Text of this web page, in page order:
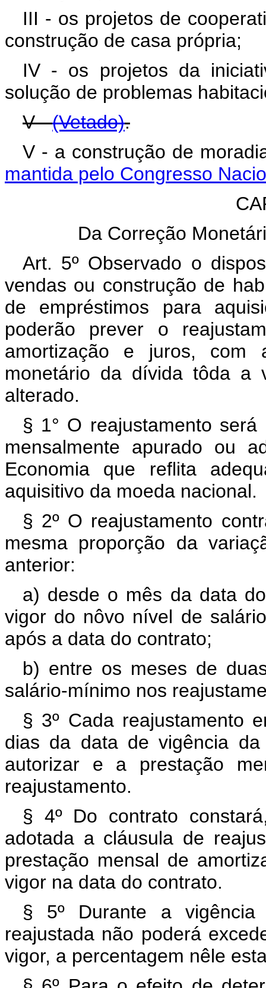
III - os projetos de
construção de casa própria;
IV - os projetos da
solução de problemas
V -(Vetado).
V - a construção de
mantida pelo Congresso
Da Correção
Art. 5º Observado o
vendas ou construção de
de empréstimos para
poderão prever o
amortização e juros, com
monetário da dívida tôda a
alterado.
§ 1° O reajustamento
mensalmente apurado ou
Economia que reflita
aquisitivo da moeda nacional.
§ 2º O reajustamento
mesma proporção da
anterior:
a) desde o mês da data
vigor do nôvo nível de
após a data do contrato;
b) entre os meses de
salário-mínimo nos
§ 3º Cada reajustamento
dias da data de vigência
autorizar e a prestação
reajustamento.
§ 4º Do contrato
adotada a cláusula de
prestação mensal de
vigor na data do contrato.
§ 5º Durante a vigência
reajustada não poderá
vigor, a percentagem nêle